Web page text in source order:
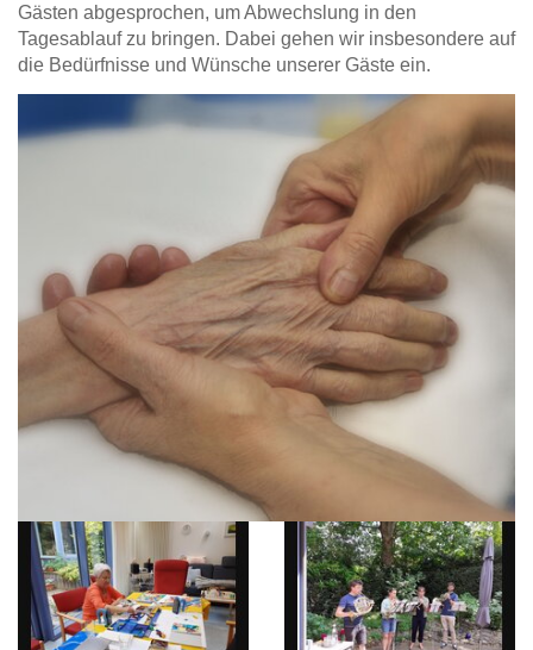
Gästen abgesprochen, um Abwechslung in den
Tagesablauf zu bringen. Dabei gehen wir insbesondere auf
die Bedürfnisse und Wünsche unserer Gäste ein.